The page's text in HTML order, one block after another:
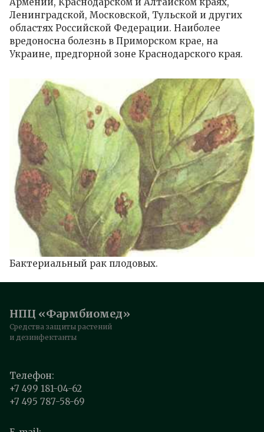
Ленинградской, Московской, Тульской и других
областях Российской Федерации. Наиболее
вредоносна болезнь в Приморском крае, на
Украине, предгорной зоне Краснодарского края.
Бактериальный рак плодовых.
НПЦ «Фармбиомед»
Средства защиты растений
и дезинфектанты
Телефон:
+7 499 181-04-62
+7 495 787-58-69